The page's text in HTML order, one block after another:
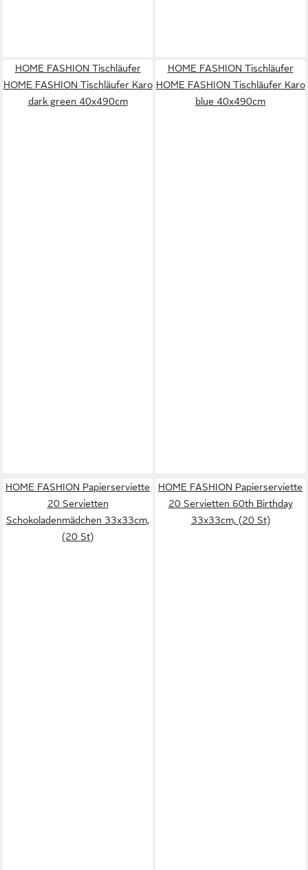
HOME FASHION Tischläufer
HOME FASHION Tischläufer Karo
dark green 40x490cm
HOME FASHION Tischläufer
HOME FASHION Tischläufer Karo
blue 40x490cm
HOME FASHION Papierserviette
20 Servietten
Schokoladenmädchen 33x33cm,
(20 St)
HOME FASHION Papierserviette
20 Servietten 60th Birthday
33x33cm, (20 St)